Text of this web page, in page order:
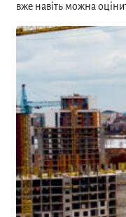
вже навіть можна